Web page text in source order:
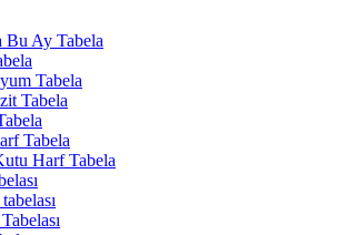
Bu Ay Tabela
Tabela
Tabela
Tabela
Harf Tabela